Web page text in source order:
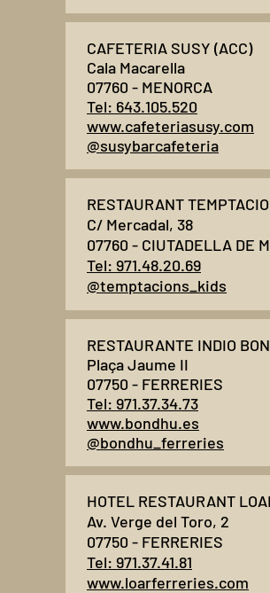
CAFETERIA SUSY (ACC)
Cala Macarella
07760 - MENORCA
Tel: 643.105.520
www.cafeteriasusy.com
@susybarcafeteria
RESTAURANT
C/ Mercadal, 38
07760 - CIUTADELLA DE
Tel: 971.48.20.69
@temptacions_kids
RESTAURANTE INDIO
Plaça Jaume II
07750 - FERRERIES
Tel: 971.37.34.73
www.bondhu.es
@bondhu_ferreries
HOTEL RESTAURANT
Av. Verge del Toro, 2
07750 - FERRERIES
Tel: 971.37.41.81
www.loarferreries.com